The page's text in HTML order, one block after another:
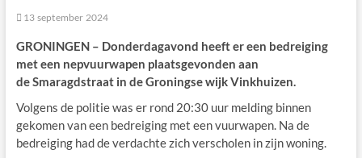
13 september 2024
GRONINGEN – Donderdagavond heeft er een bedreiging
met een nepvuurwapen plaatsgevonden aan
de Smaragdstraat in de Groningse wijk Vinkhuizen.
Volgens de politie was er rond 20:30 uur melding binnen
gekomen van een bedreiging met een vuurwapen. Na de
bedreiging had de verdachte zich verscholen in zijn woning.